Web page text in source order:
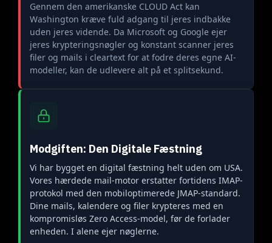
Gennem den amerikanske CLOUD Act kan
Washington kræve fuld adgang til jeres indbakke
uden jeres vidende. Da Microsoft og Google ejer
jeres krypteringsnøgler og konstant scanner jeres
filer og mails i cleartext for at fodre deres egne AI-
modeller, kan de udlevere alt på et splitsekund.
Modgiften: Den Digitale Fæstning
Vi har bygget en digital fæstning helt uden om USA.
Vores hærdede mail-motor erstatter fortidens IMAP-
protokol med den mobiloptimerede JMAP-standard.
Dine mails, kalendere og filer krypteres med en
kompromisløs Zero Access-model, før de forlader
enheden. I alene ejer nøglerne.